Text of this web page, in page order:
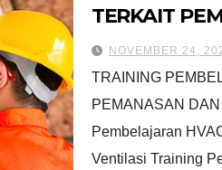
TERKAIT
VENTILASI
NOVEMBER 24,
TRAINING
PEMANASAN
Pembelajaran
Ventilasi Training